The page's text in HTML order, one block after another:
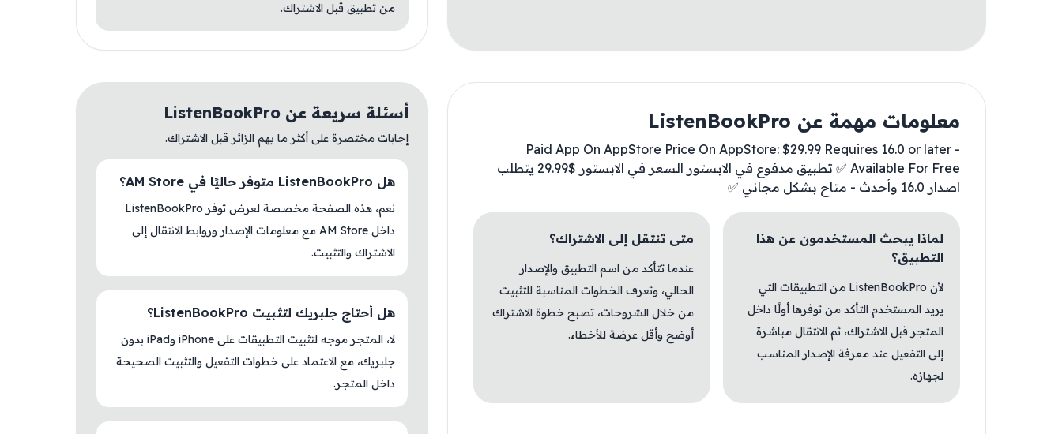
من تطبيق قبل الاشتراك.
معلومات مهمة عن ListenBookPro
Paid App On AppStore Price On AppStore: $29.99 Requires 16.0 or later -
Available For Free ✅ تطبيق مدفوع في الابستور السعر في الابستور $29.99 يتطلب
اصدار 16.0 وأحدث - متاح بشكل مجاني ✅
لماذا يبحث المستخدمون عن هذا
التطبيق؟
لأن ListenBookPro من التطبيقات التي
يريد المستخدم التأكد من توفرها أولًا داخل
المتجر قبل الاشتراك، ثم الانتقال مباشرة
إلى التفعيل عند معرفة الإصدار المناسب
لجهازه.
متى تنتقل إلى الاشتراك؟
عندما تتأكد من اسم التطبيق والإصدار
الحالي، وتعرف الخطوات المناسبة للتثبيت
من خلال الشروحات، تصبح خطوة الاشتراك
أوضح وأقل عرضة للأخطاء.
أسئلة سريعة عن ListenBookPro
إجابات مختصرة على أكثر ما يهم الزائر قبل الاشتراك.
هل ListenBookPro متوفر حاليًا في AM Store؟
نعم، هذه الصفحة مخصصة لعرض توفر ListenBookPro
داخل AM Store مع معلومات الإصدار وروابط الانتقال إلى
الاشتراك والتثبيت.
هل أحتاج جلبريك لتثبيت ListenBookPro؟
لا، المتجر موجه لتثبيت التطبيقات على iPhone وiPad بدون
جلبريك، مع الاعتماد على خطوات التفعيل والتثبيت الصحيحة
داخل المتجر.